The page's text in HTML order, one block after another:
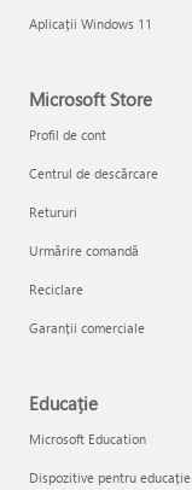
Aplicații Windows 11
Microsoft Store
Profil de cont
Centrul de descărcare
Retururi
Urmărire comandă
Reciclare
Garanții comerciale
Educație
Microsoft Education
Dispozitive pentru educație